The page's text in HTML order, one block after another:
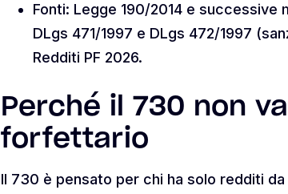
Fonti: Legge 190/2014 e successive
DLgs 471/1997 e DLgs 472/1997
Redditi PF 2026.
Perché il 730 non
forfettario
Il 730 è pensato per chi ha solo redditi